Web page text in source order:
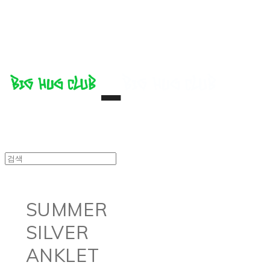
SUMMER
SILVER
ANKLET